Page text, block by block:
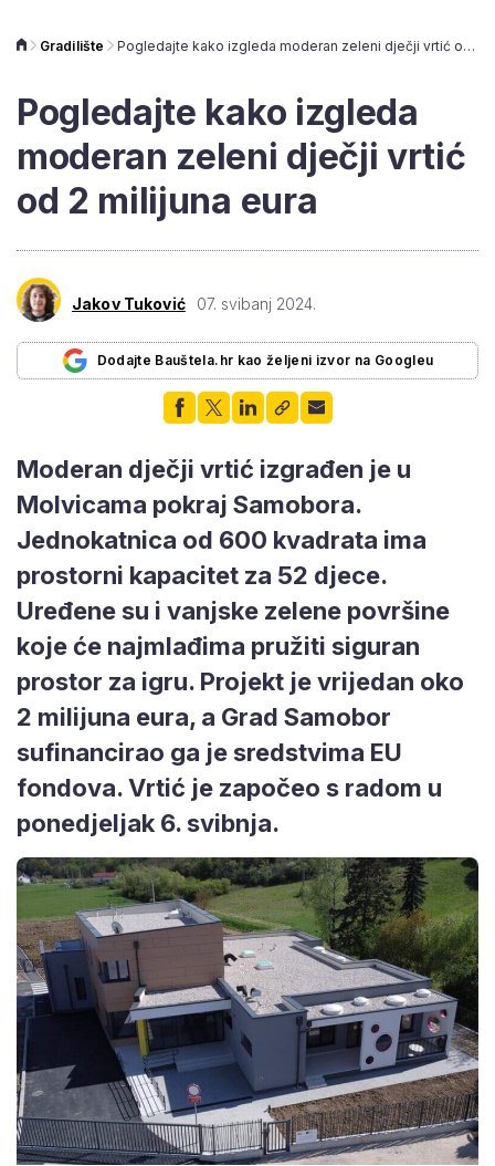
Gradilište Pogledajte kako izgleda moderan zeleni dječji vrtić od 2 milijuna eura
Pogledajte kako izgleda
moderan zeleni dječji vrtić
od 2 milijuna eura
Jakov Tuković 07. svibanj 2024.
Dodajte Bauštela.hr kao željeni izvor na Googleu
Moderan dječji vrtić izgrađen je u
Molvicama pokraj Samobora.
Jednokatnica od 600 kvadrata ima
prostorni kapacitet za 52 djece.
Uređene su i vanjske zelene površine
koje će najmlađima pružiti siguran
prostor za igru. Projekt je vrijedan oko
2 milijuna eura, a Grad Samobor
sufinancirao ga je sredstvima EU
fondova. Vrtić je započeo s radom u
ponedjeljak 6. svibnja.